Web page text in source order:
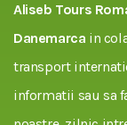
Aliseb Tours
Danemarca in
transport
informatii sau sa